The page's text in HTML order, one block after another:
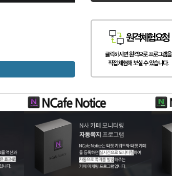
원격체험요청
클릭하시면 원격으로 프로그램을
직접 체험해 보실 수 있습니다.